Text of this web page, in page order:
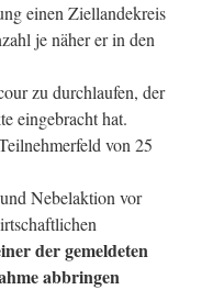
einen Ziellandekreis
je näher er in den
zu durchlaufen, der
eingebracht hat.
von 25
Nebelaktion vor
der gemeldeten
abbringen